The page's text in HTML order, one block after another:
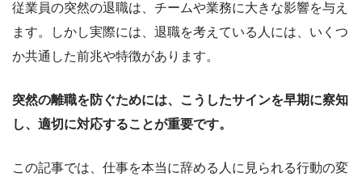
従業員の突然の退職は、チームや業務に大きな影響を与え
ます。しかし実際には、退職を考えている人には、いくつ
か共通した前兆や特徴があります。
突然の離職を防ぐためには、こうしたサインを早期に察知
し、適切に対応することが重要です。
この記事では、仕事を本当に辞める人に見られる行動の変